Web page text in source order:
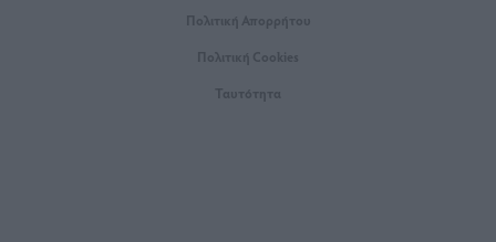
Πολιτική Απορρήτου
Πολιτική Cookies
Ταυτότητα